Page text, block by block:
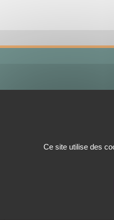
DES
Ce site utilise des